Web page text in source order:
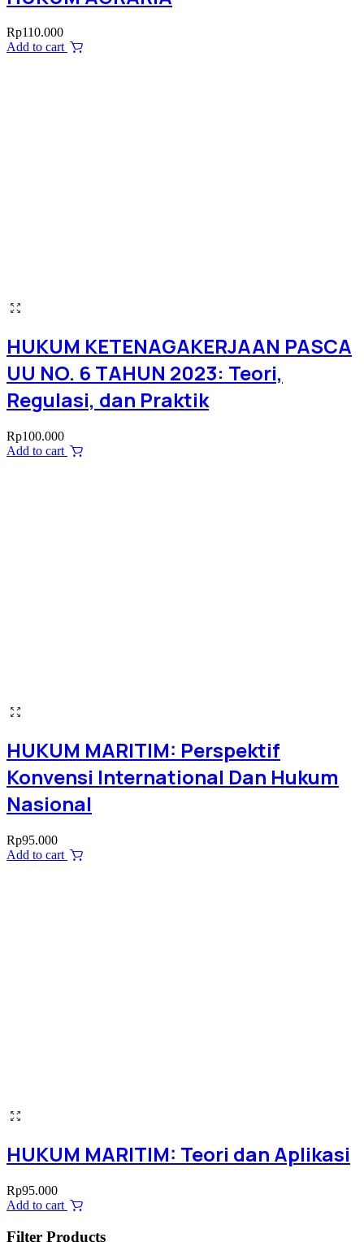
Rp110.000
Add to cart
HUKUM KETENAGAKERJAAN PASCA
UU NO. 6 TAHUN 2023: Teori,
Regulasi, dan Praktik
Rp100.000
Add to cart
HUKUM MARITIM: Perspektif
Konvensi International Dan Hukum
Nasional
Rp95.000
Add to cart
HUKUM MARITIM: Teori dan Aplikasi
Rp95.000
Add to cart
Filter Products